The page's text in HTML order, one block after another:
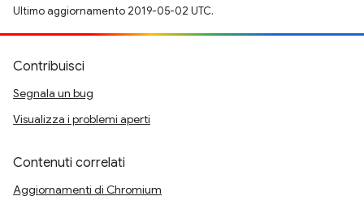
Ultimo aggiornamento 2019-05-02 UTC.
Contribuisci
Segnala un bug
Visualizza i problemi aperti
Contenuti correlati
Aggiornamenti di Chromium